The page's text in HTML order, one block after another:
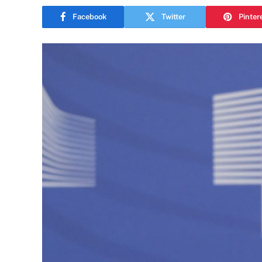
Facebook Twitter